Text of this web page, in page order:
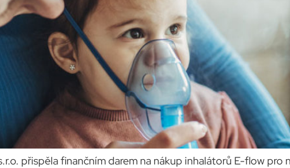
přispěla finančním darem na nákup inhalátorů E-flow